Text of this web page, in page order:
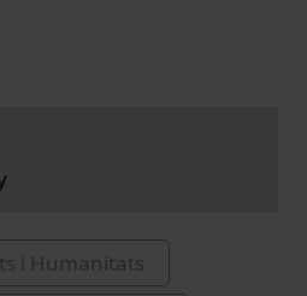
i Humanitats